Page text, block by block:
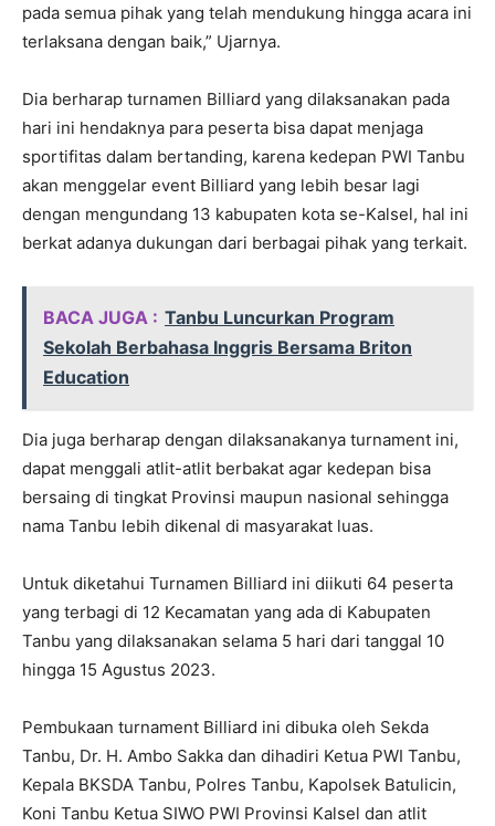
pada semua pihak yang telah mendukung hingga acara ini
terlaksana dengan baik,” Ujarnya.
Dia berharap turnamen Billiard yang dilaksanakan pada
hari ini hendaknya para peserta bisa dapat menjaga
sportifitas dalam bertanding, karena kedepan PWI Tanbu
akan menggelar event Billiard yang lebih besar lagi
dengan mengundang 13 kabupaten kota se-Kalsel, hal ini
berkat adanya dukungan dari berbagai pihak yang terkait.
BACA JUGA : Tanbu Luncurkan Program
Sekolah Berbahasa Inggris Bersama Briton
Education
Dia juga berharap dengan dilaksanakanya turnament ini,
dapat menggali atlit-atlit berbakat agar kedepan bisa
bersaing di tingkat Provinsi maupun nasional sehingga
nama Tanbu lebih dikenal di masyarakat luas.
Untuk diketahui Turnamen Billiard ini diikuti 64 peserta
yang terbagi di 12 Kecamatan yang ada di Kabupaten
Tanbu yang dilaksanakan selama 5 hari dari tanggal 10
hingga 15 Agustus 2023.
Pembukaan turnament Billiard ini dibuka oleh Sekda
Tanbu, Dr. H. Ambo Sakka dan dihadiri Ketua PWI Tanbu,
Kepala BKSDA Tanbu, Polres Tanbu, Kapolsek Batulicin,
Koni Tanbu Ketua SIWO PWI Provinsi Kalsel dan atlit